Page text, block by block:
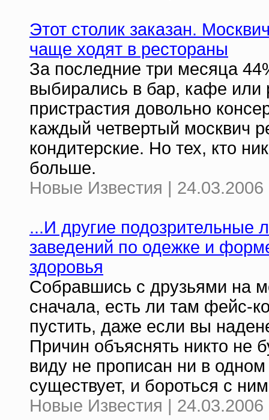
Этот столик заказан.
чаще ходят в рестораны
За последние три месяца
выбирались в бар, кафе или
пристрастия довольно
каждый четвертый москвич
кондитерские. Но тех, кто
больше.
Новые Известия | 24.03.2006
...И другие подозрительные
заведений по одежке и
здоровья
Собравшись с друзьями на
сначала, есть ли там фейс-
пустить, даже если вы
Причин объяснять никто не
виду не прописан ни в
существует, и бороться с
Новые Известия | 24.03.2006